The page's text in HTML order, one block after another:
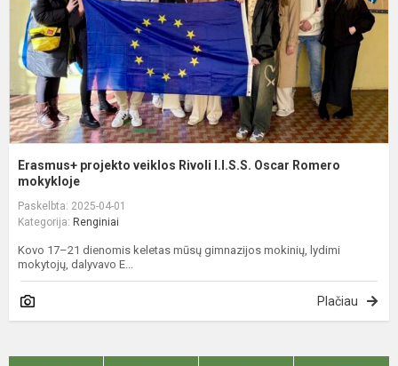
Erasmus+ projekto veiklos Rivoli I.I.S.S. Oscar Romero
mokykloje
Paskelbta: 2025-04-01
Kategorija: Renginiai
Kovo 17–21 dienomis keletas mūsų gimnazijos mokinių, lydimi
mokytojų, dalyvavo E...
Plačiau